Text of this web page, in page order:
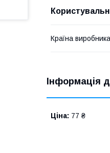
Країна виробника
Інформація
Ціна: 77 ₴